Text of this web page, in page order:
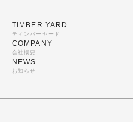
TIMBER YARD
ティンバーヤード
COMPANY
会社概要
NEWS
お知らせ